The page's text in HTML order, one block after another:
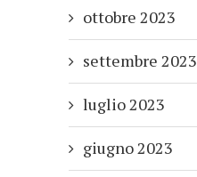
ottobre 2023
settembre 2023
luglio 2023
giugno 2023